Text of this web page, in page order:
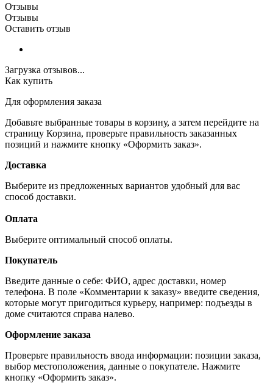
Отзывы
Отзывы
Оставить отзыв
Загрузка отзывов...
Как купить
Для оформления заказа
Добавьте выбранные товары в корзину, а затем перейдите на
страницу Корзина, проверьте правильность заказанных
позиций и нажмите кнопку «Оформить заказ».
Доставка
Выберите из предложенных вариантов удобный для вас
способ доставки.
Оплата
Выберите оптимальный способ оплаты.
Покупатель
Введите данные о себе: ФИО, адрес доставки, номер
телефона. В поле «Комментарии к заказу» введите сведения,
которые могут пригодиться курьеру, например: подъезды в
доме считаются справа налево.
Оформление заказа
Проверьте правильность ввода информации: позиции заказа,
выбор местоположения, данные о покупателе. Нажмите
кнопку «Оформить заказ».